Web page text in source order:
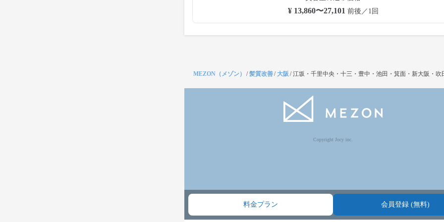
¥ 13,860〜27,101 前後／1回
料金プラン 会員登録 (無料)
MEZON（メゾン） /髪質改善/大阪 /江坂・千里中央・十三・豊中・池田・箕面・新大阪・吹
Copyright Jocy inc.